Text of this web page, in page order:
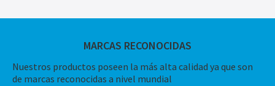
MARCAS RECONOCIDAS
Nuestros productos poseen la más alta calidad ya que son
de marcas reconocidas a nivel mundial